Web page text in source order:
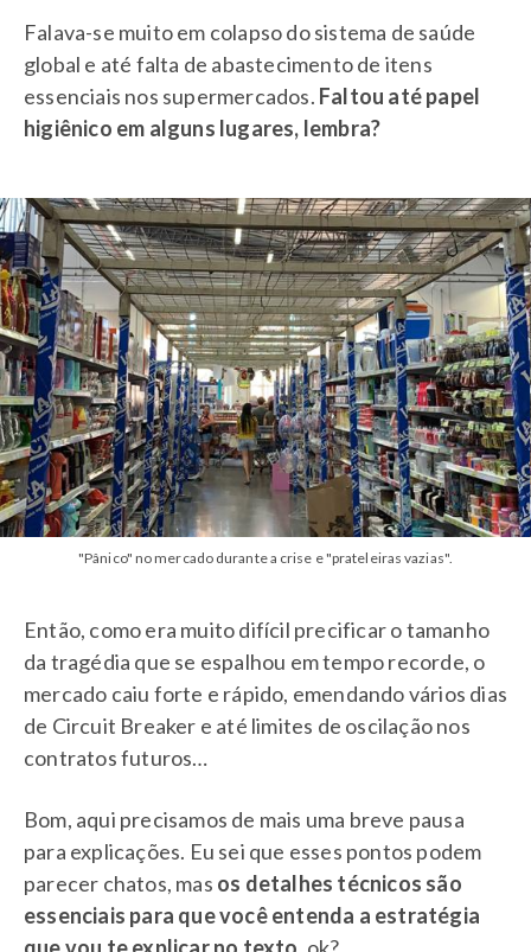
Falava-se muito em colapso do sistema de saúde
global e até falta de abastecimento de itens
essenciais nos supermercados. Faltou até papel
higiênico em alguns lugares, lembra?
"Pânico" no mercado durante a crise e "prateleiras vazias".
Então, como era muito difícil precificar o tamanho
da tragédia que se espalhou em tempo recorde, o
mercado caiu forte e rápido, emendando vários dias
de Circuit Breaker e até limites de oscilação nos
contratos futuros…
Bom, aqui precisamos de mais uma breve pausa
para explicações. Eu sei que esses pontos podem
parecer chatos, mas os detalhes técnicos são
essenciais para que você entenda a estratégia